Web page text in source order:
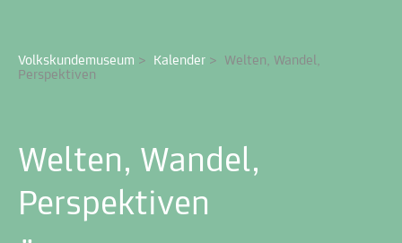
Volkskundemuseum > Kalender > Welten, Wandel,
Perspektiven
Welten, Wandel,
Perspektiven